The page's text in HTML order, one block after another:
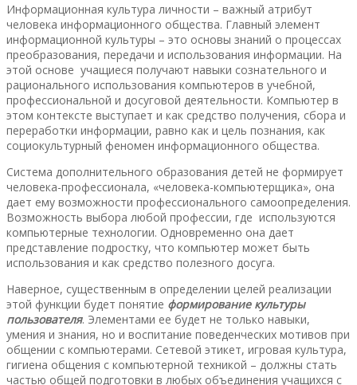
Информационная культура личности – важный атрибут
человека информационного общества. Главный элемент
информационной культуры – это основы знаний о процессах
преобразования, передачи и использования информации. На
этой основе учащиеся получают навыки сознательного и
рационального использования компьютеров в учебной,
профессиональной и досуговой деятельности. Компьютер в
этом контексте выступает и как средство получения, сбора и
переработки информации, равно как и цель познания, как
социокультурный феномен информационного общества.
Система дополнительного образования детей не формирует
человека-профессионала, «человека-компьютерщика», она
дает ему возможности профессионального самоопределения.
Возможность выбора любой профессии, где используются
компьютерные технологии. Одновременно она дает
представление подростку, что компьютер может быть
использования и как средство полезного досуга.
Наверное, существенным в определении целей реализации
этой функции будет понятие формирование культуры
пользователя. Элементами ее будет не только навыки,
умения и знания, но и воспитание поведенческих мотивов при
общении с компьютерами. Сетевой этикет, игровая культура,
гигиена общения с компьютерной техникой – должны стать
частью общей подготовки в любых объединения учащихся с